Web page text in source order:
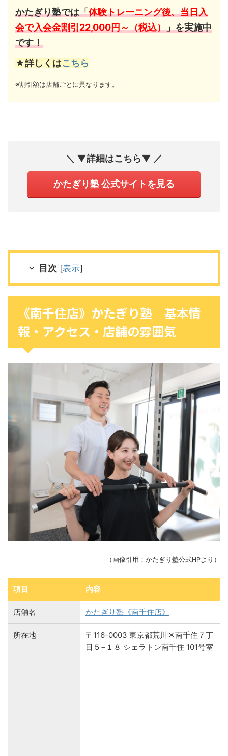
かたぎり塾では「体験トレーニング後、当日入
会で入会金割引22,000円～（税込）」を実施中
です！
★詳しくはこちら
※割引額は店舗ごとに異なります。
＼ ▼詳細はこちら▼ ／
かたぎり塾 公式サイトを見る
目次 [表示]
《南千住店》かたぎり塾 基本情
報・アクセス・店舗の雰囲気
（画像引用：かたぎり塾公式HPより）
項目 内容
店舗名 かたぎり塾《南千住店》
所在地
〒116-0003 東京都荒川区南千住７丁
目５−１８ シェラトン南千住 101号室